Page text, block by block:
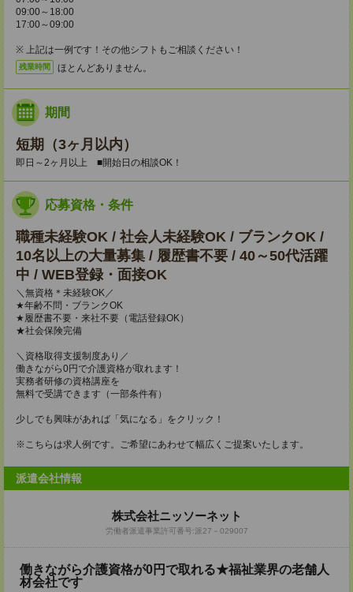
09:00～18:00
17:00～09:00
※ 上記は一例です！その他シフトもご相談ください！
残業時間 ほとんどありません。
期間
短期（3ヶ月以内）
即日～2ヶ月以上 ■開始日の相談OK！
応募資格・条件
職種未経験OK / 社会人未経験OK / ブランクOK /
10名以上の大量募集 / 履歴書不要 / 40～50代活躍
中 / WEB登録・面接OK
＼無資格＊未経験OK／
★年齢不問・ブランクOK
★履歴書不要・来社不要（電話登録OK）
★社会保険完備
＼資格取得支援制度あり／
働きながら0円で介護資格が取れます！
実務者研修の資格講座を
無料で受講できます（一部条件有）
少しでも興味があれば「気になる」をクリック！
※こちらは求人例です。ご希望にあわせて幅広くご提案いたします。
派遣会社情報
株式会社ニッソーネット
労働者派遣事業許可番号:派27－029007
働きながら介護資格が0円で取れる★福祉業界の老舗人
材会社です